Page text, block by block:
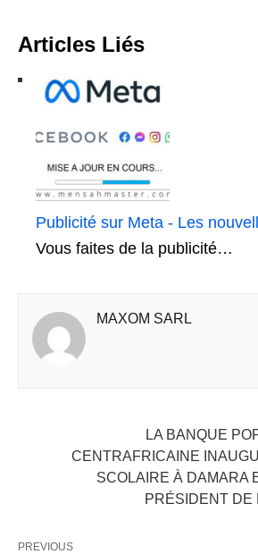
Articles Liés
Publicité sur Meta - Les
Vous faites de la publicité…
MAXOM SARL
LA BANQUE
CENTRAFRICAINE
SCOLAIRE À DAMARA
PRÉSIDENT DE
PREVIOUS